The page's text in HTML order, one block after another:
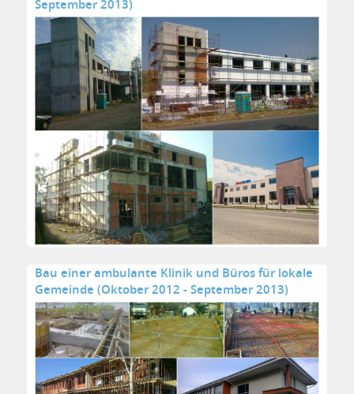
September 2013)
Bau einer ambulante Klinik und Büros für lokale
Gemeinde (Oktober 2012 - September 2013)